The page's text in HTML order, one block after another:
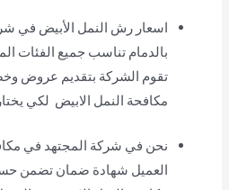
اسعار رش النمل الأبيض في
بالدمام تناسب جميع الفئات
تقوم الشركة بتقديم عروض
مكافحة النمل الابيض لكي
نحن في شركة المجتهد في
العميل شهادة ضمان تضمن